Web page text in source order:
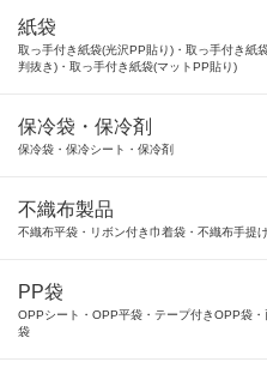
紙袋
取っ手付き紙袋(光沢PP貼り)・取っ手付き紙
判抜き)・取っ手付き紙袋(マットPP貼り)
保冷袋・保冷剤
保冷袋・保冷シート・保冷剤
不織布製品
不織布平袋・リボン付き巾着袋・不織布手提
PP袋
OPPシート・OPP平袋・テープ付きOPP袋
袋